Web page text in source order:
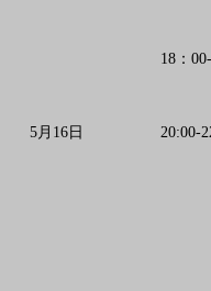
18：
5月16日 20:00-